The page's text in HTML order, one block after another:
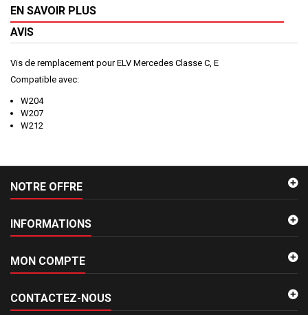
EN SAVOIR PLUS
AVIS
Vis de remplacement pour ELV Mercedes Classe C, E
Compatible avec:
W204
W207
W212
NOTRE OFFRE
INFORMATIONS
MON COMPTE
CONTACTEZ-NOUS